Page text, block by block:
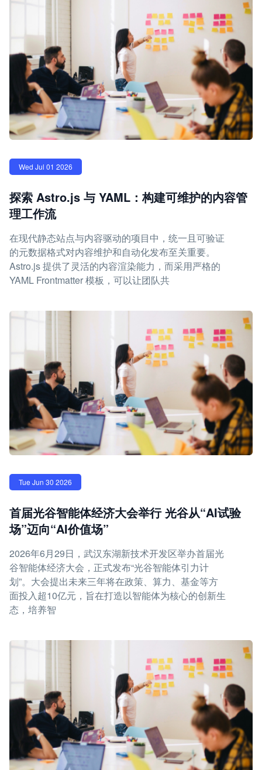
Wed Jul 01 2026
探索 Astro.js 与 YAML：构建可维护的内容管
理工作流
在现代静态站点与内容驱动的项目中，统一且可验证
的元数据格式对内容维护和自动化发布至关重要。
Astro.js 提供了灵活的内容渲染能力，而采用严格的
YAML Frontmatter 模板，可以让团队共
Tue Jun 30 2026
首届光谷智能体经济大会举行 光谷从“AI试验
场”迈向“AI价值场”
2026年6月29日，武汉东湖新技术开发区举办首届光
谷智能体经济大会，正式发布“光谷智能体引力计
划”。大会提出未来三年将在政策、算力、基金等方
面投入超10亿元，旨在打造以智能体为核心的创新生
态，培养智